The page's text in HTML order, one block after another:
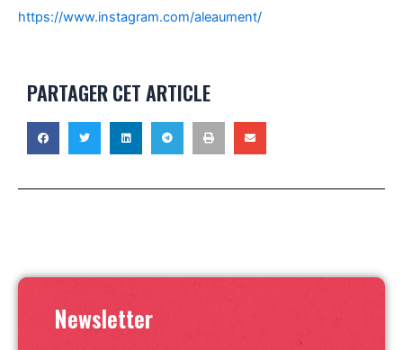
https://www.instagram.com/aleaument/
PARTAGER CET ARTICLE
Newsletter